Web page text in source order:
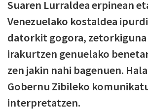
Suaren Lurraldea erpinean
Venezuelako kostaldea
datorkit gogora, zetorkiguna
irakurtzen genuelako
zen jakin nahi bagenuen.
Gobernu Zibileko
interpretatzen.